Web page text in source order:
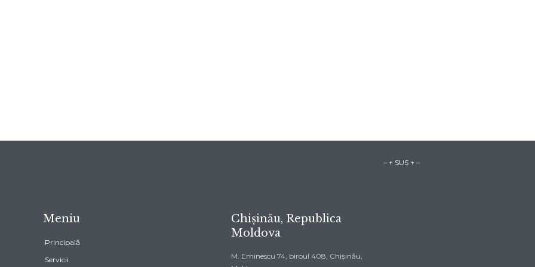
– ↑ SUS ↑ –
Meniu
Principală
Servicii
Chișinău, Republica
Moldova
M. Eminescu 74, biroul 408, Chișinău,